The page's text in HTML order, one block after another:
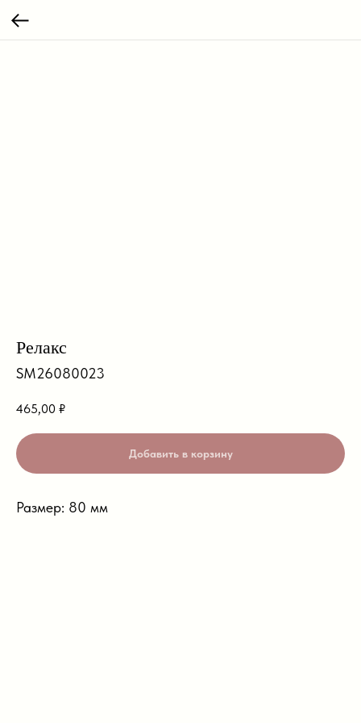
Релакс
SM26080023
465,00 ₽
Добавить в корзину
Размер: 80 мм